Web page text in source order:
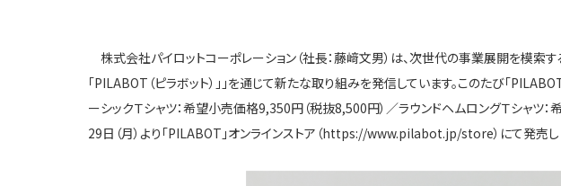
株式会社パイロットコーポレーション（社長：藤﨑文男）は、次世代の事業展開を模索
「PILABOT （ピラボット）」」を通じて新たな取り組みを発信しています。このたび「
ーシックＴシャツ：希望小売価格9,350円（税抜8,500円）／ラウンドヘムロングＴシャツ
29日（月）より「PILABOT 」オンラインストア（https://www.pilabot.jp/store）にて発売し